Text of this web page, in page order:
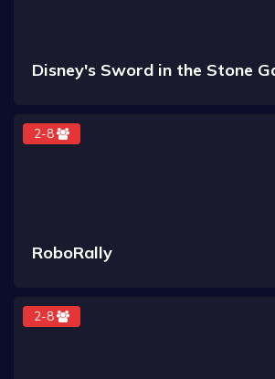
Disney's Sword in the Stone
2-8
RoboRally
2-8